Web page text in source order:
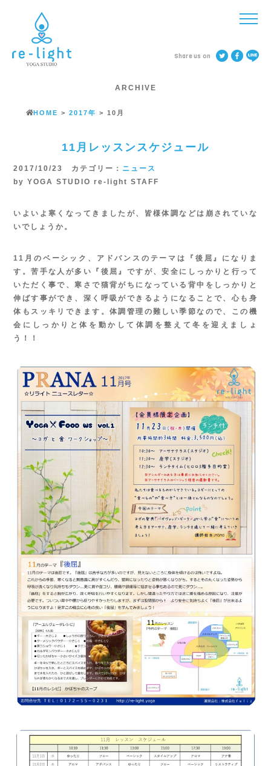
Share us on
ARCHIVE
HOME > 2017年 > 10月
11月レッスンスケジュール
2017/10/23 カテゴリー： ニュース
by YOGA STUDIO re-light STAFF
いよいよ寒くなってきましたが、皆様体調などは崩されていな
いでしょうか。
11月のベーシック、アドバンスのテーマは『後屈』になりま
す。苦手な人が多い『後屈』ですが、安全にしっかりと行って
いただく事で、寒さで猫背がちになっている背中をしっかりと
伸ばす事ができ、深く呼吸ができるようになることで、心も身
体もスッキリできます。体調管理の難しい季節なので、この機
会にしっかりと体を動かして体調を整えて冬を迎えましょ
う！！